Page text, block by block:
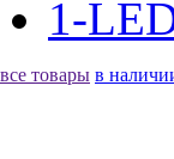
1-
все товары в